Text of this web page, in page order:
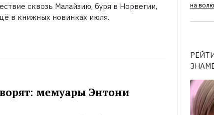
сквозь Малайзию, буря в Норвегии,
в книжных новинках июля.
мемуары Энтони
на